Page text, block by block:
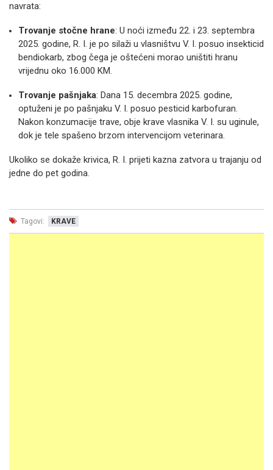
navrata:
Trovanje stočne hrane: U noći između 22. i 23. septembra
2025. godine, R. I. je po silaži u vlasništvu V. I. posuo insekticid
bendiokarb, zbog čega je oštećeni morao uništiti hranu
vrijednu oko 16.000 KM.
Trovanje pašnjaka: Dana 15. decembra 2025. godine,
optuženi je po pašnjaku V. I. posuo pesticid karbofuran.
Nakon konzumacije trave, obje krave vlasnika V. I. su uginule,
dok je tele spašeno brzom intervencijom veterinara.
Ukoliko se dokaže krivica, R. I. prijeti kazna zatvora u trajanju od
jedne do pet godina.
Tagovi: KRAVE